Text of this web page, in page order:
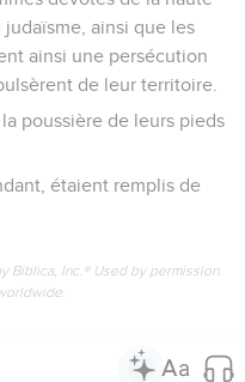
ainsi que les
ainsi une persécution
de leur territoire.
poussière de leurs pieds
étaient remplis de
Biblica, Inc.® Used by permission.